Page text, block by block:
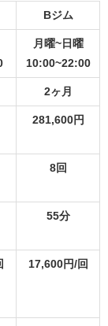
Bジム
月曜~日曜
10:00~22:00
2ヶ月
281,600円
8回
55分
17,600円/回